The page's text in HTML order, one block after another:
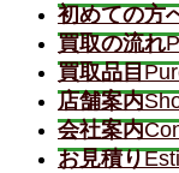
初めての方
買取の流れ
買取品目
店舗案内
会社案内
お見積り